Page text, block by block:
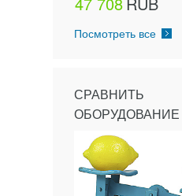
Посмотреть все
СРАВНИТЬ
ОБОРУДОВАНИЕ